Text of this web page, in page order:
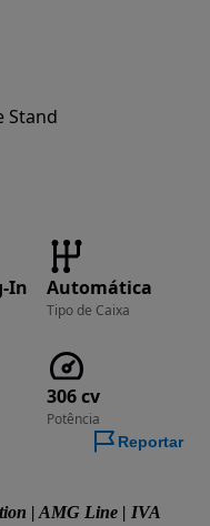
Stand
In Automática
Tipo de Caixa
306 cv
Potência
Reportar
| AMG Line | IVA